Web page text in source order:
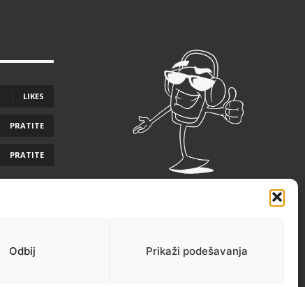
Odbij Prikaži podešavanja
LIKES
PRATITE
PRATITE